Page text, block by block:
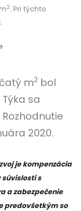
2. Pri týchto
m2 bol
sa
2020.
je kompenzácia
s
a zabezpečenie
predovšetkým so